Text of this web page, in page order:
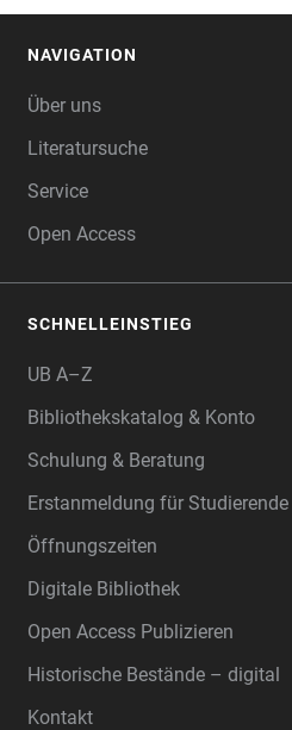
NAVIGATION
Über uns
Literatursuche
Service
Open Access
SCHNELLEINSTIEG
UB A–Z
Bibliothekskatalog & Konto
Schulung & Beratung
Erstanmeldung für Studierende
Öffnungszeiten
Digitale Bibliothek
Open Access Publizieren
Historische Bestände – digital
Kontakt